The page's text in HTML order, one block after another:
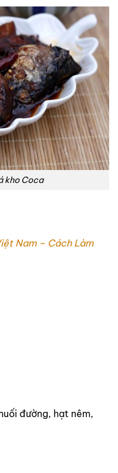
kho Coca
Nam – Cách Làm
đường, hạt nêm,